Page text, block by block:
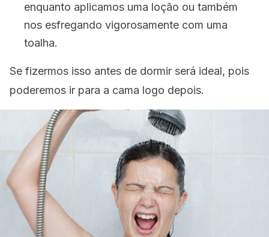
enquanto aplicamos uma loção ou também
nos esfregando vigorosamente com uma
toalha.
Se fizermos isso antes de dormir será ideal, pois
poderemos ir para a cama logo depois.